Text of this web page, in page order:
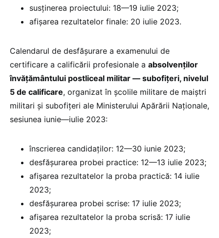
susținerea proiectului: 18—19 iulie 2023;
afișarea rezultatelor finale: 20 iulie 2023.
Calendarul de desfășurare a examenului de
certificare a calificării profesionale a absolvenților
învățământului postliceal militar — subofițeri, nivelul
5 de calificare, organizat în școlile militare de maiștri
militari și subofițeri ale Ministerului Apărării Naționale,
sesiunea iunie—iulie 2023:
înscrierea candidaților: 12—30 iunie 2023;
desfășurarea probei practice: 12—13 iulie 2023;
afișarea rezultatelor la proba practică: 14 iulie
2023;
desfășurarea probei scrise: 17 iulie 2023;
afișarea rezultatelor la proba scrisă: 17 iulie
2023;